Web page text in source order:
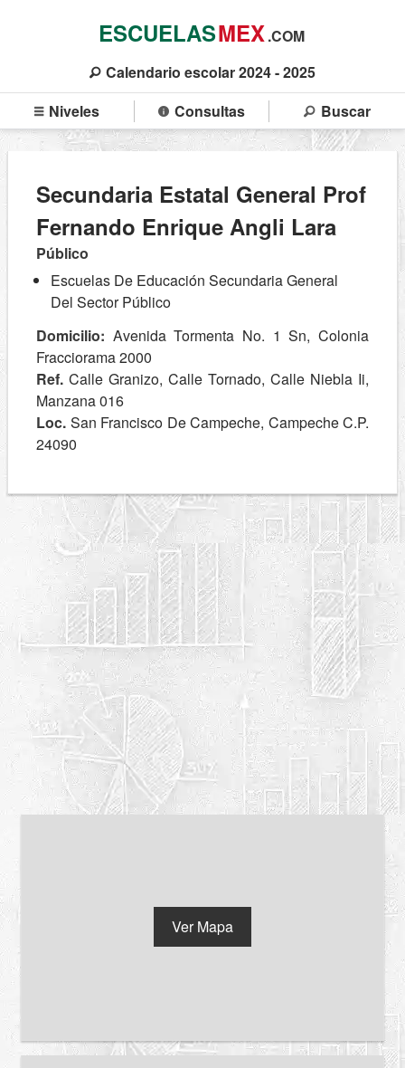
ESCUELASMEX.COM
Calendario escolar 2024 - 2025
Niveles
Consultas Buscar
Secundaria Estatal General Prof
Fernando Enrique Angli Lara
Público
Escuelas De Educación Secundaria General
Del Sector Público
Domicilio: Avenida Tormenta No. 1 Sn, Colonia
Fracciorama 2000
Ref. Calle Granizo, Calle Tornado, Calle Niebla Ii,
Manzana 016
Loc. San Francisco De Campeche, Campeche C.P.
24090
Ver Mapa